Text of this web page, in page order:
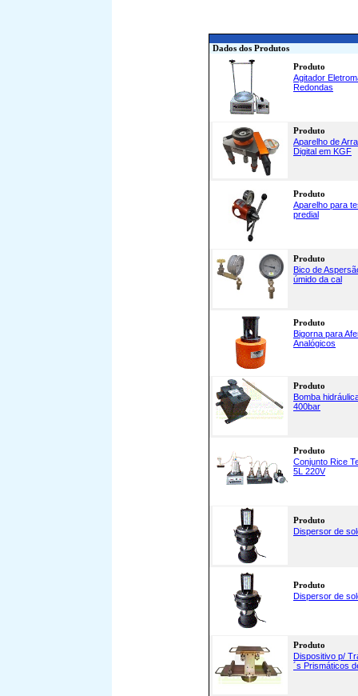
Dados dos Produtos
Produto
Agitador
Redondas
Produto
Aparelho de
Digital em KGF
Produto
Aparelho para
predial
Produto
Bico de
úmido da cal
Produto
Bigorna para
Analógicos
Produto
Bomba
400bar
Produto
Conjunto Rice
5L 220V
Produto
Dispersor de
Produto
Dispersor de
Produto
Dispositivo p/
´s Prismáticos